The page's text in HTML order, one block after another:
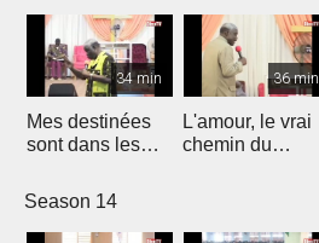
34 min
Mes destinées
sont dans les
36 min
L'amour, le vrai
chemin du
Season 14